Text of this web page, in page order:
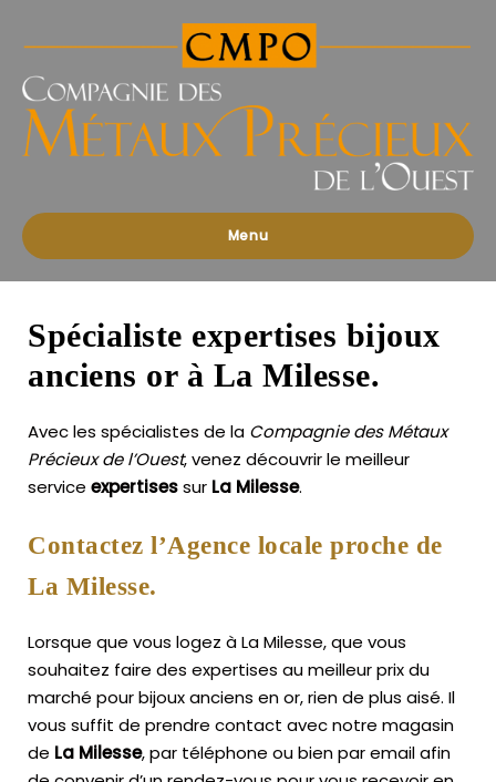
des
Précieux
l'Ouest
Menu
Spécialiste expertises bijoux
anciens or à La Milesse.
Avec les spécialistes de la Compagnie des Métaux
Précieux de l’Ouest, venez découvrir le meilleur
service expertisessur La Milesse.
Contactez l’Agence locale proche de
La Milesse.
Lorsque que vous logez à La Milesse, que vous
souhaitez faire des expertises au meilleur prix du
marché pour bijoux anciens en or, rien de plus aisé. Il
vous suffit de prendre contact avec notre magasin
de La Milesse, par téléphone ou bien par email afin